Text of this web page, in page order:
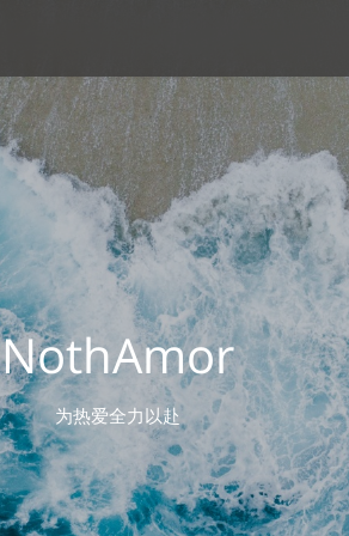
NothAmor
为热爱全力以赴